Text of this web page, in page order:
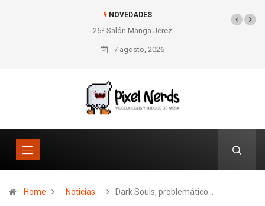
NOVEDADES
26º Salón Manga Jerez SNES Pixel Book para
los amantes de lo retro
7 agosto, 2026
Home Noticias Dark Souls, problemático…